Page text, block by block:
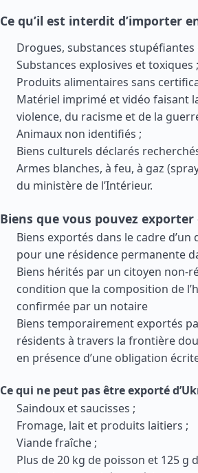
Ce qu’il est interdit d’importer
Drogues, substances
Substances explosives et toxiques ;
Produits alimentaires sans
Matériel imprimé et vidéo faisant
violence, du racisme et de la
Animaux non identifiés ;
Biens culturels déclarés
Armes blanches, à feu, à gaz
du ministère de l’Intérieur.
Biens que vous pouvez exporter
Biens exportés dans le cadre d’un
pour une résidence permanente
Biens hérités par un citoyen non-
condition que la composition de
confirmée par un notaire
Biens temporairement exportés
résidents à travers la frontière
en présence d’une obligation
Ce qui ne peut pas être exporté
Saindoux et saucisses ;
Fromage, lait et produits laitiers ;
Viande fraîche ;
Plus de 20 kg de poisson et 125 g